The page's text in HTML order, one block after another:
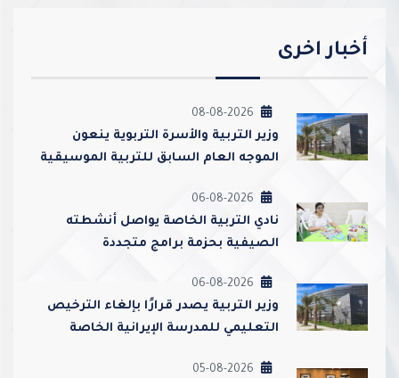
أخبار اخرى
08-08-2026
وزير التربية والأسرة التربوية ينعون
الموجه العام السابق للتربية الموسيقية
06-08-2026
نادي التربية الخاصة يواصل أنشطته
الصيفية بحزمة برامج متجددة
06-08-2026
وزير التربية يصدر قرارًا بإلغاء الترخيص
التعليمي للمدرسة الإيرانية الخاصة
05-08-2026